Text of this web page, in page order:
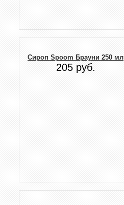
Сироп Spoom Брауни 250 мл
205 руб.